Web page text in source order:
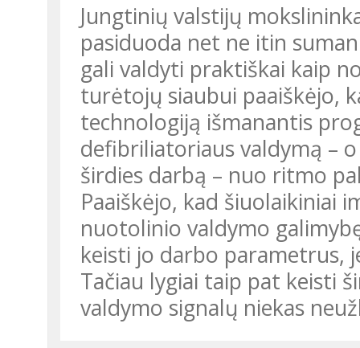
Jungtinių valstijų
pasiduoda net ne itin
gali valdyti praktiškai kaip
turėtojų siaubui paaiškėjo,
technologiją išmanantis
defibriliatoriaus valdymą –
širdies darbą – nuo ritmo
Paaiškėjo, kad šiuolaikiniai
nuotolinio valdymo
keisti jo darbo parametrus,
Tačiau lygiai taip pat keisti
valdymo signalų niekas